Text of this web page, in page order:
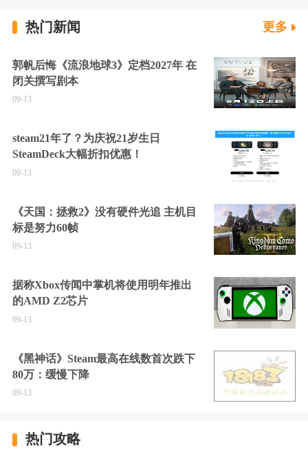
热门新闻 更多
郭帆后悔《流浪地球3》定档2027年 在
闭关撰写剧本
09-13
steam21年了？为庆祝21岁生日
SteamDeck大幅折扣优惠！
09-13
《天国：拯救2》没有硬件光追 主机目
标是努力60帧
09-13
据称Xbox传闻中掌机将使用明年推出
的AMD Z2芯片
09-13
《黑神话》Steam最高在线数首次跌下
80万：缓慢下降
09-13
热门攻略